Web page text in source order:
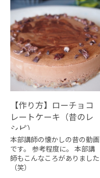
【作り方】ローチョコ
レートケーキ（昔のレ
シピ）
本部講師の懐かしの昔の動画
です。 参考程度に。 本部講
師もこんなころがありました
（笑）